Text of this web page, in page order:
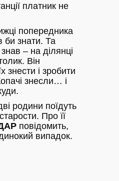
платник не
попередника
би знати. Та
– на ділянці
Він
знести і зробити
знесли… і
родини поїдуть
Про її
повідомить,
випадок.